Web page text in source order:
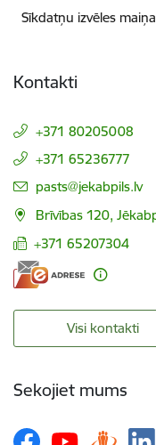
Sīkdatņu izvēles maiņa
Kontakti
+371 80205008
+371 65236777
E-pasts:
pasts@jekabpils.lv
Brīvības 120,
+371 65207304
Visi kontakti
Sekojiet mums